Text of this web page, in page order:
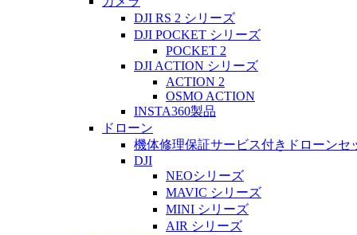
DJI RS 2 シリーズ
DJI POCKET シリーズ
POCKET 2
DJI ACTION シリーズ
ACTION 2
OSMO ACTION
INSTA360製品
ドローン
機体修理保証サービス付きドローンセ
DJI
NEOシリーズ
MAVIC シリーズ
MINI シリーズ
AIR シリーズ